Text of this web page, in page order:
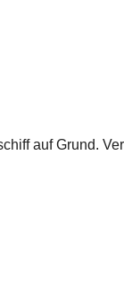
auf Grund.